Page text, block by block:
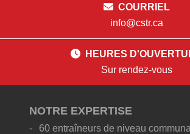
COURRIEL
info@cstr.ca
HEURES
Sur rendez-vous
NOTRE EXPERTISE
60 entraîneurs de niveau